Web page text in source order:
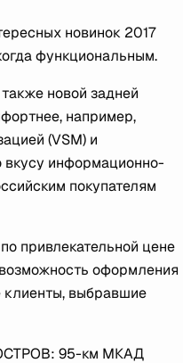
новинок 2017
функциональным.
новой задней
например,
(VSM) и
вкусу информационно-
покупателям
привлекательной цене
оформления
клиенты, выбравшие
95-км МКАД